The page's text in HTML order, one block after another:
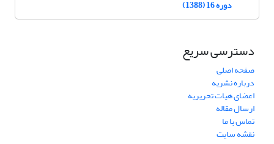
دوره 16 (1388)
دسترسی سریع
صفحه اصلی
درباره نشریه
اعضای هیات تحریریه
ارسال مقاله
تماس با ما
نقشه سایت